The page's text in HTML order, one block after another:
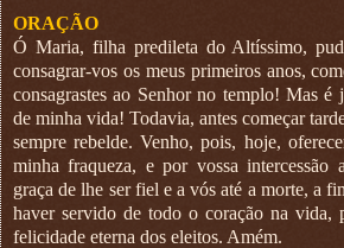
ORAÇÃO
Ó Maria, filha predileta do Altíssimo,
consagrar-vos os meus primeiros anos,
consagrastes ao Senhor no templo! Mas é
de minha vida! Todavia, antes começar
sempre rebelde. Venho, pois, hoje,
minha fraqueza, e por vossa intercessão
graça de lhe ser fiel e a vós até a morte, a
haver servido de todo o coração na vida,
felicidade eterna dos eleitos. Amém.